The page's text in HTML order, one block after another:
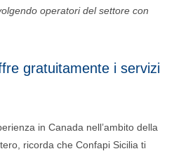
operatori del settore con
gratuitamente i servizi
in Canada nell’ambito della
ricorda che Confapi Sicilia ti